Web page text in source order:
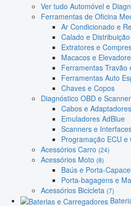
Ver tudo Automóvel e
Ferramentas de Oficina
Ar Condicionado e
Calado e Distribuição
Extratores e
Macacos e
Ferramentas Travão
Ferramentas Auto
Chaves e Copos
Diagnóstico OBD e
Cabos e
Emuladores AdBlue
Scanners e
Programação ECU e
Acessórios Carro (24)
Acessórios Moto (8)
Baús e Porta-
Porta-bagagens e
Acessórios Bicicleta (7)